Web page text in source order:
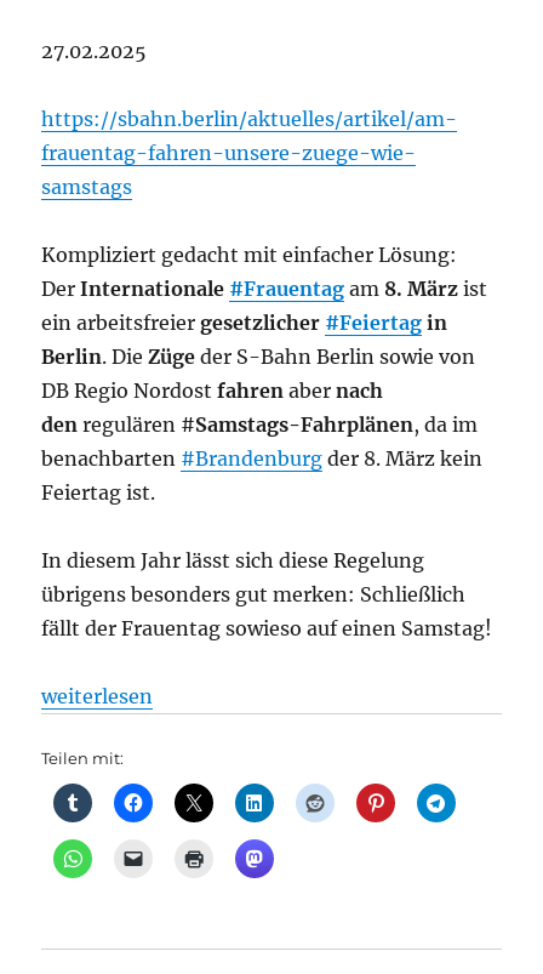
27.02.2025
https://sbahn.berlin/aktuelles/artikel/am-
frauentag-fahren-unsere-zuege-wie-
samstags
Kompliziert gedacht mit einfacher Lösung:
DerInternationale #Frauentag am 8. März ist
ein arbeitsfreier gesetzlicher #Feiertag in
Berlin. DieZüge der S-Bahn Berlin sowie von
DB Regio Nordostfahrenabernach
den regulären #Samstags-Fahrplänen, da im
benachbarten #Brandenburg der 8. März kein
Feiertag ist.
In diesem Jahr lässt sich diese Regelung
übrigens besonders gut merken: Schließlich
fällt der Frauentag sowieso auf einen Samstag!
„Wie fahren die S-Bahnen am Frauentag?, aus S-
weiterlesen
Teilen mit: